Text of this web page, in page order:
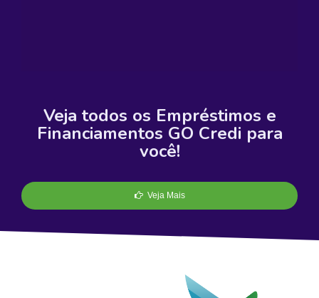
Veja todos os Empréstimos e
Financiamentos GO Credi para
você!
Veja Mais